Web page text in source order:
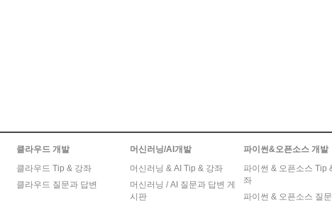
클라우드 개발
클라우드 Tip & 강좌
클라우드 질문과 답변
머신러닝/AI개발
머신러닝 & AI Tip & 강좌
머신러닝 / AI 질문과 답변 게
시판
파이썬&오픈소스 개발
파이썬 & 오픈소스 Tip
좌
파이썬 & 오픈소스 질